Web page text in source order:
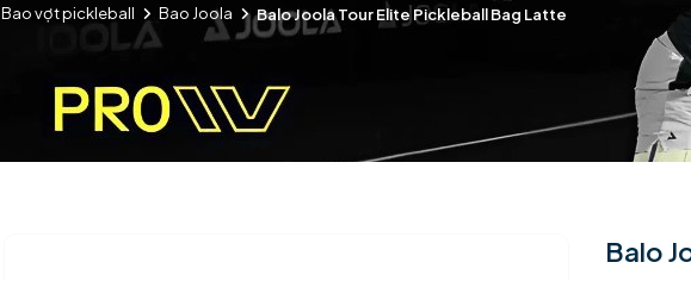
Bao vợt pickleball Bao Joola Balo Joola Tour Elite Pickleball Bag Latte
Balo